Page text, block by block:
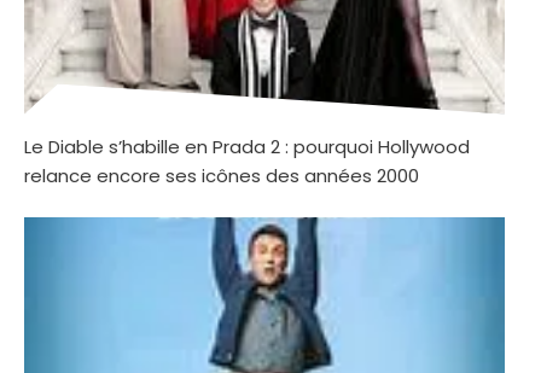
Le Diable s’habille en Prada 2 : pourquoi Hollywood
relance encore ses icônes des années 2000